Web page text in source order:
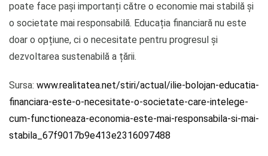
poate face pași importanți către o economie mai stabilă și
o societate mai responsabilă. Educația financiară nu este
doar o opțiune, ci o necesitate pentru progresul și
dezvoltarea sustenabilă a țării.
Sursa: www.realitatea.net/stiri/actual/ilie-bolojan-educatia-
financiara-este-o-necesitate-o-societate-care-intelege-
cum-functioneaza-economia-este-mai-responsabila-si-mai-
stabila_67f9017b9e413e2316097488